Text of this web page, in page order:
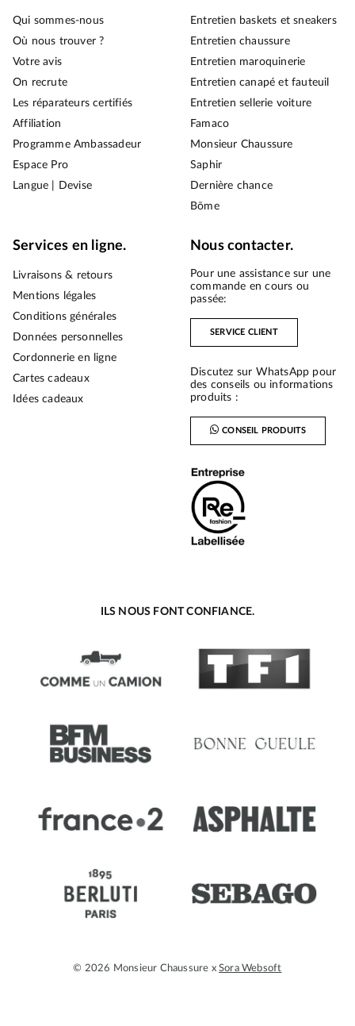
Qui sommes-nous
Où nous trouver ?
Votre avis
On recrute
Les réparateurs certifiés
Affiliation
Programme Ambassadeur
Espace Pro
Langue | Devise
Entretien baskets et sneakers
Entretien chaussure
Entretien maroquinerie
Entretien canapé et fauteuil
Entretien sellerie voiture
Famaco
Monsieur Chaussure
Saphir
Dernière chance
Bōme
Services en ligne.
Livraisons & retours
Mentions légales
Conditions générales
Données personnelles
Cordonnerie en ligne
Cartes cadeaux
Idées cadeaux
Nous contacter.
Pour une assistance sur une
commande en cours ou
passée:
SERVICE CLIENT
Discutez sur WhatsApp pour
des conseils ou informations
produits :
CONSEIL PRODUITS
ILS NOUS FONT CONFIANCE.
© 2026 Monsieur Chaussure xSora Websoft